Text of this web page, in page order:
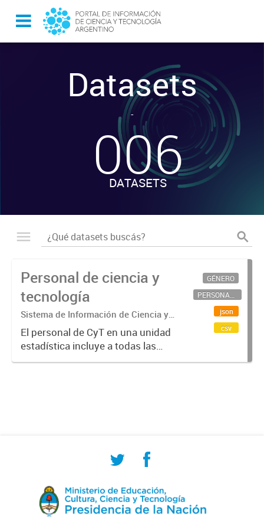
Datasets
-
006
DATASETS
Personal de ciencia y
tecnología
Sistema de Información de Ciencia y
Tecnología Argentino (SICYTAR)
El personal de CyT en una unidad
estadística incluye a todas las
personas involucradas
GÉNERO
PERSONAL CIENTÍFICO-TECNOLÓGICO
json
csv